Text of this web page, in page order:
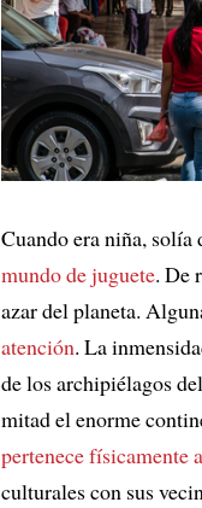
Cuando era niña,
mundo de juguete. De
azar del planeta.
atención. La
de los archipiélagos
mitad el enorme
pertenece físicamente a
culturales con sus